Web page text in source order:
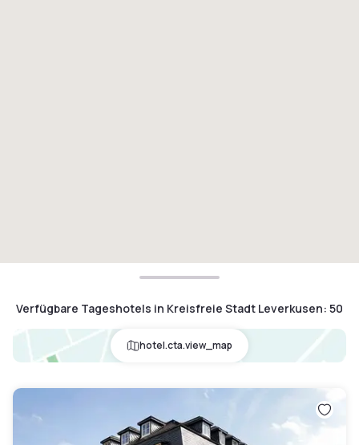
Verfügbare Tageshotels in Kreisfreie Stadt Leverkusen: 50
hotel.cta.view_map